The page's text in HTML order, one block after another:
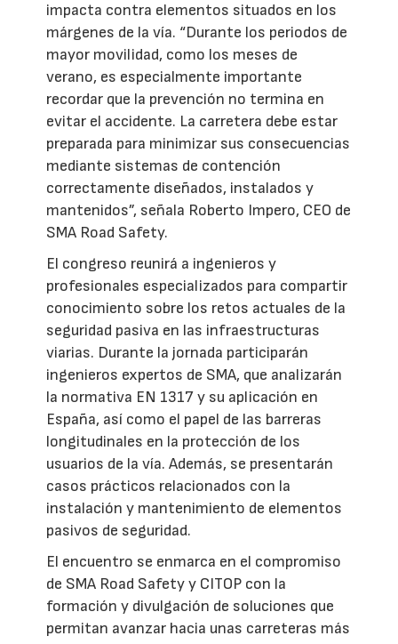
impacta contra elementos situados en los
márgenes de la vía. “Durante los periodos de
mayor movilidad, como los meses de
verano, es especialmente importante
recordar que la prevención no termina en
evitar el accidente. La carretera debe estar
preparada para minimizar sus consecuencias
mediante sistemas de contención
correctamente diseñados, instalados y
mantenidos”, señala Roberto Impero, CEO de
SMA Road Safety.
El congreso reunirá a ingenieros y
profesionales especializados para compartir
conocimiento sobre los retos actuales de la
seguridad pasiva en las infraestructuras
viarias. Durante la jornada participarán
ingenieros expertos de SMA, que analizarán
la normativa EN 1317 y su aplicación en
España, así como el papel de las barreras
longitudinales en la protección de los
usuarios de la vía. Además, se presentarán
casos prácticos relacionados con la
instalación y mantenimiento de elementos
pasivos de seguridad.
El encuentro se enmarca en el compromiso
de SMA Road Safety y CITOP con la
formación y divulgación de soluciones que
permitan avanzar hacia unas carreteras más